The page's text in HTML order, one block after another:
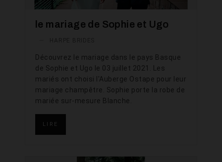
le mariage de Sophie et Ugo
Découvrez le mariage dans le pays Basque
de Sophie et Ugo le 03 juillet 2021. Les
mariés ont choisi l'Auberge Ostape pour leur
mariage champêtre. Sophie porte la robe de
mariée sur-mesure Blanche.
LIRE